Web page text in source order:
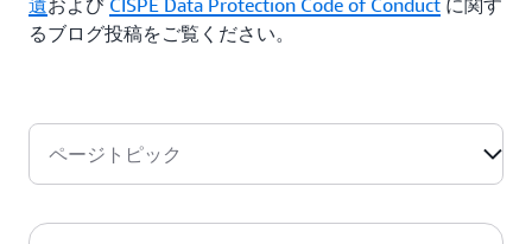
遺および CISPE Data Protection Code of Conduct に関す
るブログ投稿をご覧ください。
ページトピック